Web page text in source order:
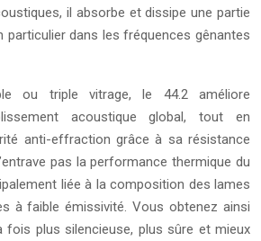
il absorbe et dissipe une partie
particulier dans les fréquences gênantes
ou triple vitrage, le 44.2 améliore
acoustique global, tout en
anti-effraction grâce à sa résistance
pas la performance thermique du
liée à la composition des lames
à faible émissivité. Vous obtenez ainsi
plus silencieuse, plus sûre et mieux